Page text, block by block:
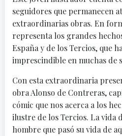
seguidores que permanecen
extraordinarias obras. En
representa los grandes
España y de los Tercios, que
imprescindible en muchas de
Con esta extraordinaria
obra Alonso de Contreras,
cómic que nos acerca a los
ilustre de los Tercios. La vida
hombre que pasó su vida de